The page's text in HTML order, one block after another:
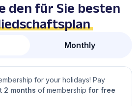
den für Sie besten
Monthly
for your holidays! Pay
2 months of membership for free